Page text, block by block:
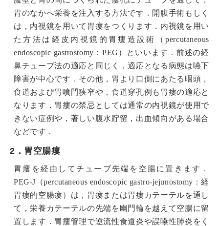
胃のなかへ栄養を注入する方法です．開腹手術もしく
は，内視鏡を用いて胃瘻をつくります．内視鏡を用い
た方法は経皮内視鏡的胃瘻造設術（percutaneous
endoscopic gastrostomy：PEG）といいます．前述の経
鼻チューブ法の適応と同じく，適応となる病態は嚥下
障害が中心です．その他，胃より口側にあたる咽頭，
食道および胃噴門狭窄や，食道穿孔例も胃瘻の適応と
なります．胃瘻の禁忌としては通常の内視鏡が使用で
きない症例や，著しい腹水貯留，出血傾向がある場合
などです．
2．胃空腸瘻
胃瘻を経由してチューブ先端を空腸に置きます．
PEG-J（percutaneous endoscopic gastro-jejunostomy：経
胃瘻的空腸瘻）は，胃瘻または胃瘻カテーテルを通し
て，栄養カテーテルの先端を幽門輪を越えて空腸に留
置します．胃瘻管理で逆流性食道炎や誤嚥性肺炎をく